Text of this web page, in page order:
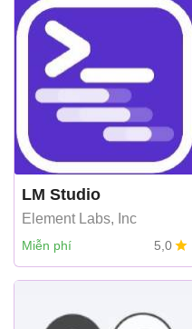
LM Studio
Element Labs, Inc
Miễn phí 5,0